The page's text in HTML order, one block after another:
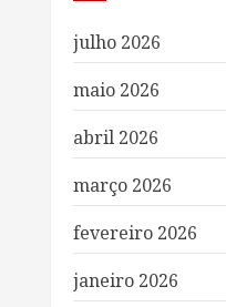
julho 2026
maio 2026
abril 2026
março 2026
fevereiro 2026
janeiro 2026